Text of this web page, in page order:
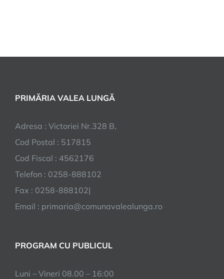
PRIMĂRIA VALEA LUNGĂ
Adresa : Victoriei Nr.328 B,
Cod Postal : 517815
Cod Fiscal : 4562176
Telefon : 0258-888102
Fax : 0258-888102|
Email : primaria@comunavalealunga.ro
PROGRAM CU PUBLICUL
Luni – Vineri 08.00 – 16:00